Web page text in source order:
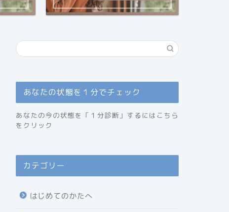
あなたの状態を１分でチェック
あなたの今の状態を「１分診断」するにはこちら
をクリック
カテゴリー
はじめてのかたへ